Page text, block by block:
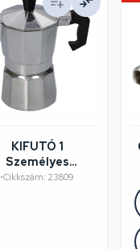
KIFUTÓ 1
Személyes
kávéfőző
•Cikkszám: 23809